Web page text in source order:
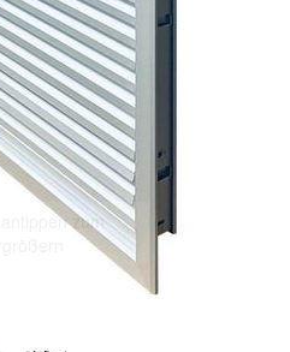
antippen zum